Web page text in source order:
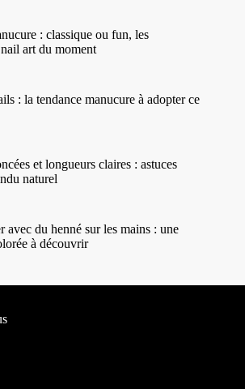
: classique ou fun, les
art du moment
: la tendance manucure à adopter ce
et longueurs claires : astuces
naturel
avec du henné sur les mains : une
à découvrir